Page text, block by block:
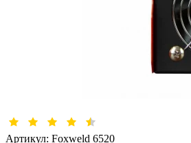
Артикул: Foxweld 6520